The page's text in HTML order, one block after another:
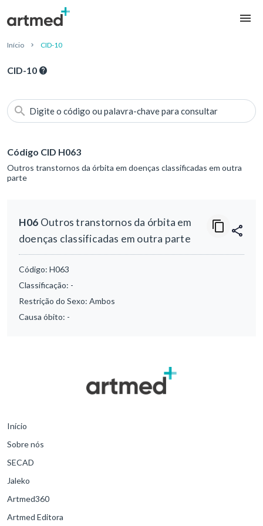
Início CID-10
CID-10
Digite o código ou palavra-chave para consultar
Código CID H063
Outros transtornos da órbita em doenças classificadas em outra
parte
H06 Outros transtornos da órbita em
doenças classificadas em outra parte
Código: H063
Classificação: -
Restrição do Sexo: Ambos
Causa óbito: -
Início
Sobre nós
SECAD
Jaleko
Artmed360
Artmed Editora